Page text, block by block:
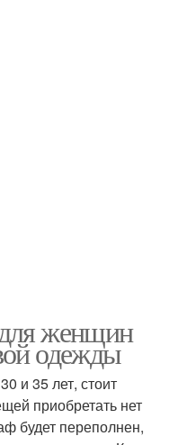
женщин
одежды
и 35 лет, стоит
приобретать нет
будет переполнен,